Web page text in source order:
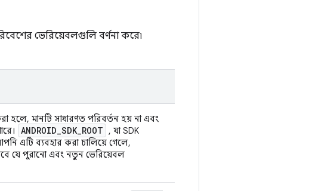
ভেরিয়েবলগুলি বর্ণনা করে৷
হলে, মানটি সাধারণত পরিবর্তন হয় না এবং
ANDROID_SDK_ROOT
, যা SDK
এটি ব্যবহার করা চালিয়ে গেলে,
যে পুরানো এবং নতুন ভেরিয়েবল